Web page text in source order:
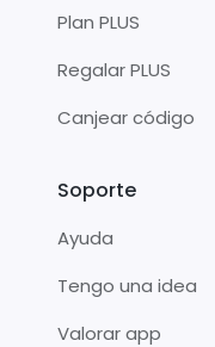
Plan PLUS
Regalar PLUS
Canjear código
Soporte
Ayuda
Tengo una idea
Valorar app